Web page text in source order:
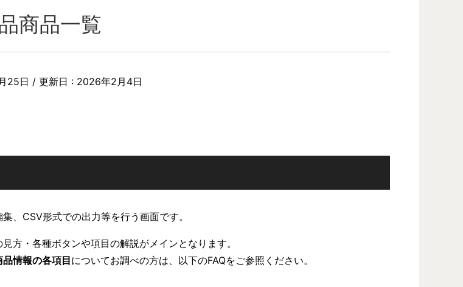
商品一覧
25日 / 更新日 : 2026年2月4日
、CSV形式での出力等を行う画面です。
方・各種ボタンや項目の解説がメインとなります。
品情報の各項目についてお調べの方は、以下のFAQをご参照ください。